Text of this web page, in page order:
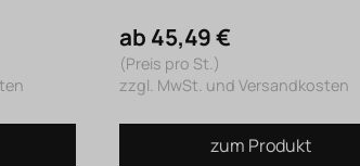
ab 45,49 €
(Preis pro St.)
zzgl. MwSt. und Versandkosten
zum Produkt